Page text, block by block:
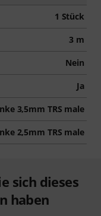
1 Stück
3 m
Nein
Ja
3,5mm TRS male
2,5mm TRS male
sich dieses
haben